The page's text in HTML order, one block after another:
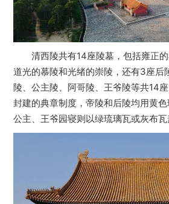
清西陵共有14座陵墓，包括雍正的
道光的慕陵和光绪的崇陵，还有3座后
陵、公主陵、阿哥陵、王爷陵等共14
封建的典章制度，帝陵和后陵均用黄色
公主、王爷园寝则以绿琉璃瓦或灰布瓦